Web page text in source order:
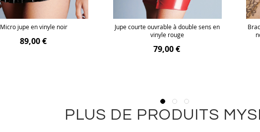
Micro jupe en vinyle noir
89,00 €
Jupe courte ouvrable à double sens en
vinyle rouge
79,00 €
PLUS DE PRODUITS